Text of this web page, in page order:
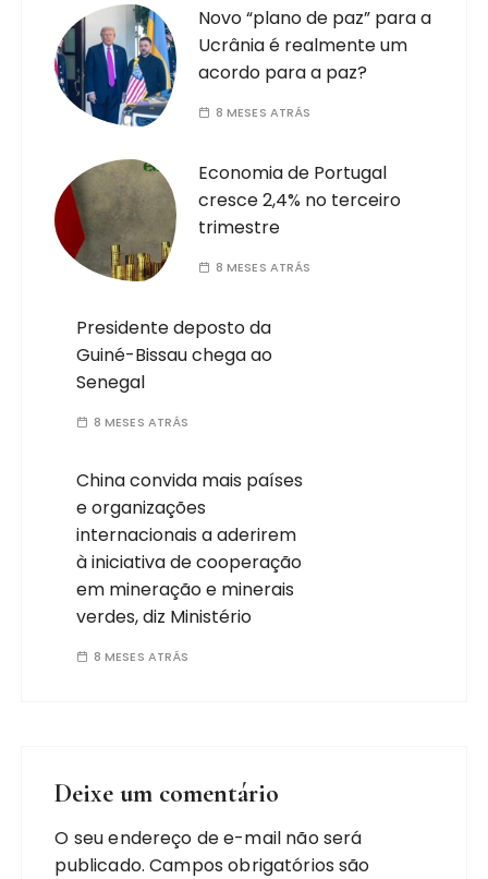
Novo “plano de paz” para a
Ucrânia é realmente um
acordo para a paz?
8 MESES ATRÁS
Economia de Portugal
cresce 2,4% no terceiro
trimestre
8 MESES ATRÁS
Presidente deposto da
Guiné-Bissau chega ao
Senegal
8 MESES ATRÁS
China convida mais países
e organizações
internacionais a aderirem
à iniciativa de cooperação
em mineração e minerais
verdes, diz Ministério
8 MESES ATRÁS
Deixe um comentário
O seu endereço de e-mail não será
publicado. Campos obrigatórios são